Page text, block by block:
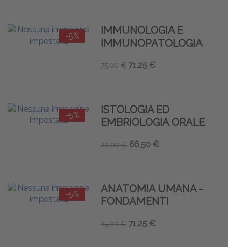
-5%
IMMUNOLOGIA E
IMMUNOPATOLOGIA
75,00 € 71,25 €
-5%
ISTOLOGIA ED
EMBRIOLOGIA ORALE
70,00 € 66,50 €
-5%
ANATOMIA UMANA -
FONDAMENTI
75,00 € 71,25 €